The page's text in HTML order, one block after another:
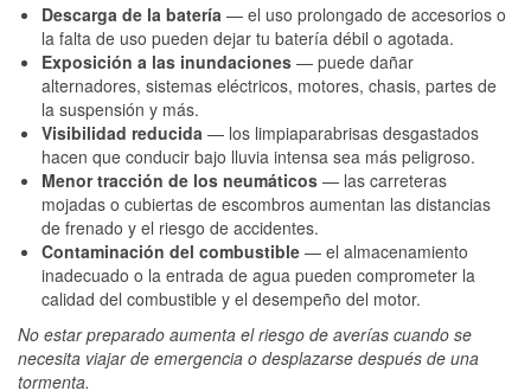
Descarga de la batería — el uso prolongado de accesorios o
la falta de uso pueden dejar tu batería débil o agotada.
Exposición a las inundaciones — puede dañar
alternadores, sistemas eléctricos, motores, chasis, partes de
la suspensión y más.
Visibilidad reducida — los limpiaparabrisas desgastados
hacen que conducir bajo lluvia intensa sea más peligroso.
Menor tracción de los neumáticos — las carreteras
mojadas o cubiertas de escombros aumentan las distancias
de frenado y el riesgo de accidentes.
Contaminación del combustible — el almacenamiento
inadecuado o la entrada de agua pueden comprometer la
calidad del combustible y el desempeño del motor.
No estar preparado aumenta el riesgo de averías cuando se
necesita viajar de emergencia o desplazarse después de una
tormenta.